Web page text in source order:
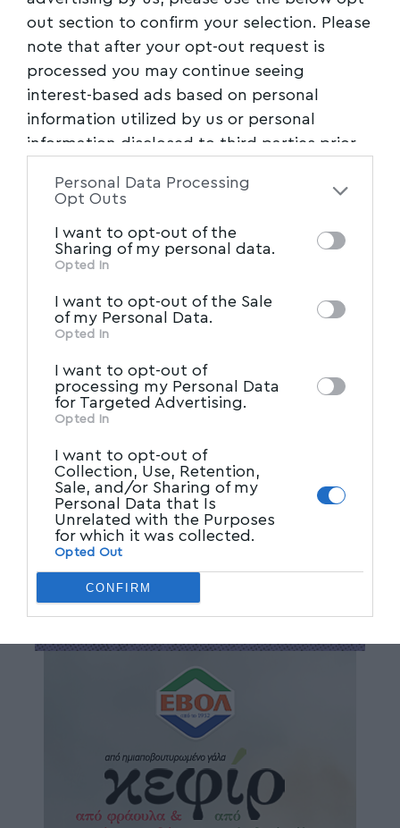
out section to confirm your selection. Please
note that after your opt-out request is
processed you may continue seeing
interest-based ads based on personal
information utilized by us or personal
information disclosed to third parties prior
of the further disclosure of your personal
of downstream participants. This
information may also be disclosed by us to
Participantsthat may further disclose it to
other third parties.
Personal Data Processing
Opt Outs
I want to opt-out of the
Sharing of my personal data.
Opted In
I want to opt-out of the Sale
of my Personal Data.
Opted In
I want to opt-out of
processing my Personal Data
for Targeted Advertising.
Opted In
I want to opt-out of
Collection, Use, Retention,
Sale, and/or Sharing of my
Personal Data that Is
Unrelated with the Purposes
for which it was collected.
Opted Out
CONFIRM